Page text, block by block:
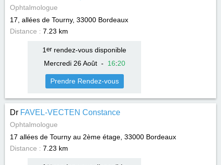
Ophtalmologue
17, allées de Tourny, 33000 Bordeaux
Distance : 7.23 km
1 errendez-vous disponible
Mercredi 26 Août- 16:20
Prendre Rendez-vous
Dr FAVEL-VECTEN Constance
Ophtalmologue
17 allées de Tourny au 2ème étage, 33000 Bordeaux
Distance : 7.23 km